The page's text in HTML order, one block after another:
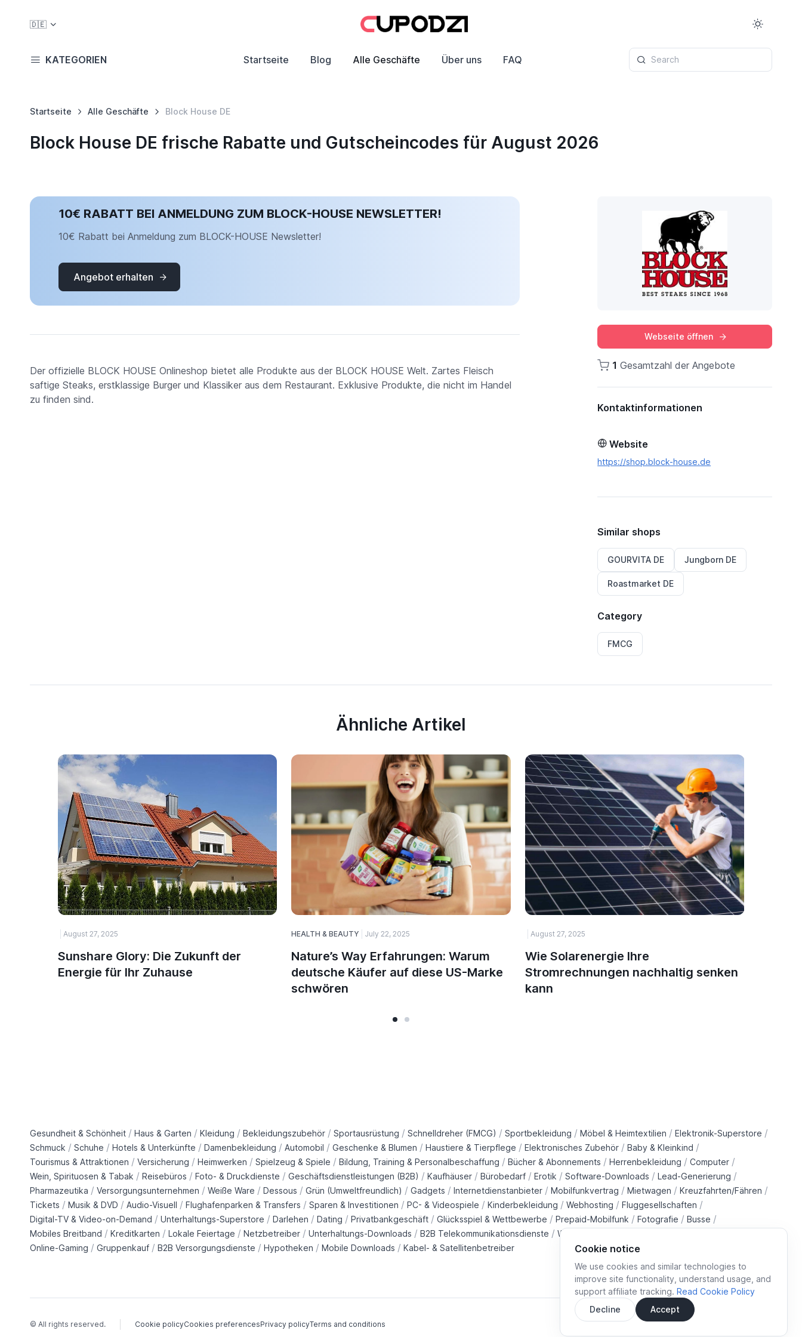
Cookie notice
We use cookies and similar technologies to
improve site functionality, understand usage, and
support affiliate tracking. Read Cookie Policy
Decline
Accept
🇩🇪
KATEGORIEN Startseite Blog Alle Geschäfte Über uns FAQ Search
Startseite Alle Geschäfte Block House DE
Block House DE frische Rabatte und Gutscheincodes für August 2026
10€ RABATT BEI ANMELDUNG ZUM BLOCK-HOUSE NEWSLETTER!
10€ Rabatt bei Anmeldung zum BLOCK-HOUSE Newsletter!
Angebot erhalten
Der offizielle BLOCK HOUSE Onlineshop bietet alle Produkte aus der BLOCK HOUSE Welt. Zartes Fleisch
saftige Steaks, erstklassige Burger und Klassiker aus dem Restaurant. Exklusive Produkte, die nicht im Handel
zu finden sind.
Webseite öffnen
1 Gesamtzahl der Angebote
Kontaktinformationen
Website
https://shop.block-house.de
Similar shops
GOURVITA DE Jungborn DE
Roastmarket DE
Category
FMCG
Ähnliche Artikel
August 27, 2025
Sunshare Glory: Die Zukunft der
Energie für Ihr Zuhause
HEALTH & BEAUTY July 22, 2025
Nature’s Way Erfahrungen: Warum
deutsche Käufer auf diese US-Marke
schwören
August 27, 2025
Wie Solarenergie Ihre
Stromrechnungen nachhaltig senken
kann
Gesundheit & Schönheit / Haus & Garten / Kleidung / Bekleidungszubehör / Sportausrüstung / Schnelldreher (FMCG) / Sportbekleidung / Möbel & Heimtextilien / Elektronik-Superstore /
Schmuck / Schuhe / Hotels & Unterkünfte / Damenbekleidung / Automobil / Geschenke & Blumen / Haustiere & Tierpflege / Elektronisches Zubehör / Baby & Kleinkind /
Tourismus & Attraktionen / Versicherung / Heimwerken / Spielzeug & Spiele / Bildung, Training & Personalbeschaffung / Bücher & Abonnements / Herrenbekleidung / Computer /
Wein, Spirituosen & Tabak / Reisebüros / Foto- & Druckdienste / Geschäftsdienstleistungen (B2B) / Kaufhäuser / Bürobedarf / Erotik / Software-Downloads / Lead-Generierung /
Pharmazeutika / Versorgungsunternehmen / Weiße Ware / Dessous / Grün (Umweltfreundlich) / Gadgets / Internetdienstanbieter / Mobilfunkvertrag / Mietwagen / Kreuzfahrten/Fähren /
Tickets / Musik & DVD / Audio-Visuell / Flughafenparken & Transfers / Sparen & Investitionen / PC- & Videospiele / Kinderbekleidung / Webhosting / Fluggesellschaften /
Digital-TV & Video-on-Demand / Unterhaltungs-Superstore / Darlehen / Dating / Privatbankgeschäft / Glücksspiel & Wettbewerbe / Prepaid-Mobilfunk / Fotografie / Busse /
Mobiles Breitband / Kreditkarten / Lokale Feiertage / Netzbetreiber / Unterhaltungs-Downloads / B2B Telekommunikationsdienste / Wohltätigkeitsorganisationen
Online-Gaming / Gruppenkauf / B2B Versorgungsdienste / Hypotheken / Mobile Downloads / Kabel- & Satellitenbetreiber
Cookie policyCookies preferencesPrivacy policyTerms and conditions
© All rights reserved.